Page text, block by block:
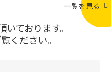
ております。
ください。
一覧を見る